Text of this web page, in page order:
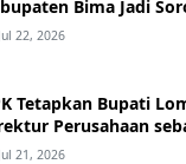
Bima Jadi
Jul 22, 2026
Tetapkan Bupati
Perusahaan
Suap Proyek
Jul 21, 2026